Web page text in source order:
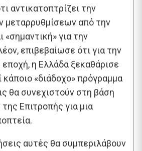
αντικατοπτρίζει την
μεταρρυθμίσεων από την
«σημαντική» για την
επιβεβαίωσε ότι για την
η Ελλάδα ξεκαθάρισε
κάποιο «διάδοχο» πρόγραμμα
θα συνεχιστούν στη βάση
Επιτροπής για μια
αυτές θα συμπεριλάβουν